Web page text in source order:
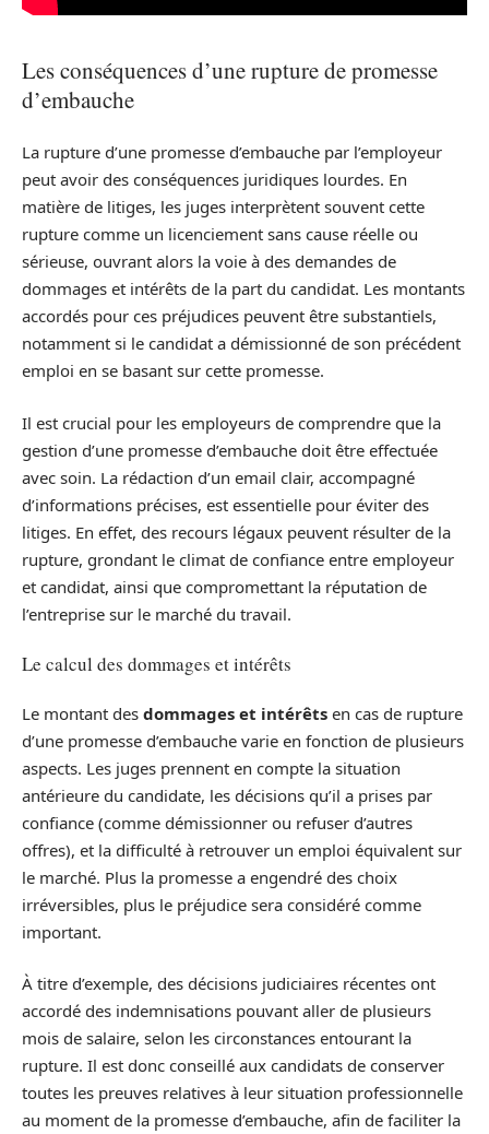
Les conséquences d’une rupture de promesse
d’embauche
La rupture d’une promesse d’embauche par l’employeur
peut avoir des conséquences juridiques lourdes. En
matière de litiges, les juges interprètent souvent cette
rupture comme un licenciement sans cause réelle ou
sérieuse, ouvrant alors la voie à des demandes de
dommages et intérêts de la part du candidat. Les montants
accordés pour ces préjudices peuvent être substantiels,
notamment si le candidat a démissionné de son précédent
emploi en se basant sur cette promesse.
Il est crucial pour les employeurs de comprendre que la
gestion d’une promesse d’embauche doit être effectuée
avec soin. La rédaction d’un email clair, accompagné
d’informations précises, est essentielle pour éviter des
litiges. En effet, des recours légaux peuvent résulter de la
rupture, grondant le climat de confiance entre employeur
et candidat, ainsi que compromettant la réputation de
l’entreprise sur le marché du travail.
Le calcul des dommages et intérêts
Le montant des dommages et intérêts en cas de rupture
d’une promesse d’embauche varie en fonction de plusieurs
aspects. Les juges prennent en compte la situation
antérieure du candidate, les décisions qu’il a prises par
confiance (comme démissionner ou refuser d’autres
offres), et la difficulté à retrouver un emploi équivalent sur
le marché. Plus la promesse a engendré des choix
irréversibles, plus le préjudice sera considéré comme
important.
À titre d’exemple, des décisions judiciaires récentes ont
accordé des indemnisations pouvant aller de plusieurs
mois de salaire, selon les circonstances entourant la
rupture. Il est donc conseillé aux candidats de conserver
toutes les preuves relatives à leur situation professionnelle
au moment de la promesse d’embauche, afin de faciliter la